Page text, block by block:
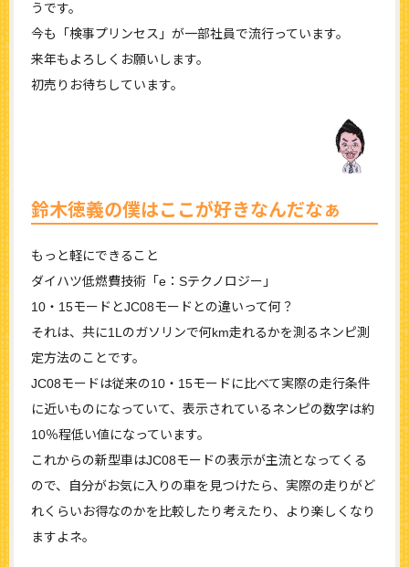
うです。
今も「検事プリンセス」が一部社員で流行っています。
来年もよろしくお願いします。
初売りお待ちしています。
鈴木徳義の僕はここが好きなんだなぁ
もっと軽にできること
ダイハツ低燃費技術「e：Sテクノロジー」
10・15モードとJC08モードとの違いって何？
それは、共に1Lのガソリンで何km走れるかを測るネンピ測
定方法のことです。
JC08モードは従来の10・15モードに比べて実際の走行条件
に近いものになっていて、表示されているネンピの数字は約
10％程低い値になっています。
これからの新型車はJC08モードの表示が主流となってくる
ので、自分がお気に入りの車を見つけたら、実際の走りがど
れくらいお得なのかを比較したり考えたり、より楽しくなり
ますよネ。